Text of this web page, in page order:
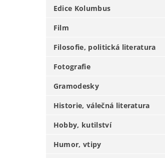
Edice Kolumbus
Film
Filosofie, politická literatura
Fotografie
Gramodesky
Historie, válečná literatura
Hobby, kutilství
Humor, vtipy